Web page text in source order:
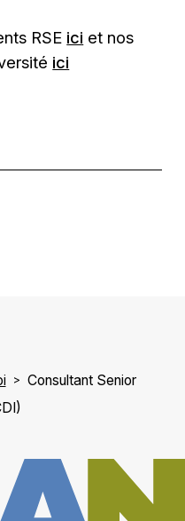
RSE ici et nos
ici
Consultant Senior